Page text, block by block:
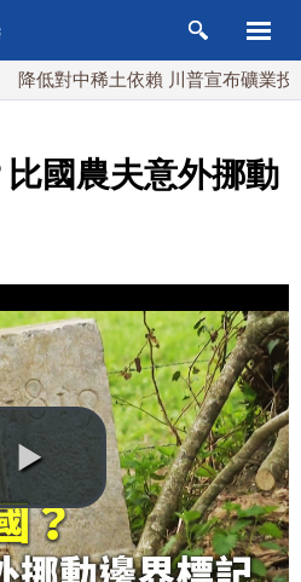
對中稀土依賴 川普宣布礦業投資20
比國農夫意外挪動